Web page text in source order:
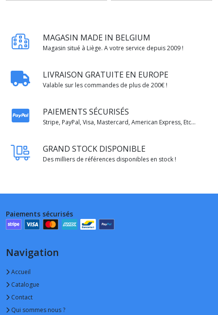
MAGASIN MADE IN BELGIUM
Magasin situé à Liège. A votre service depuis 2009 !
LIVRAISON GRATUITE EN EUROPE
Valable sur les commandes de plus de 200€ !
PAIEMENTS SÉCURISÉS
Stripe, PayPal, Visa, Mastercard, American Express, Etc...
GRAND STOCK DISPONIBLE
Des milliers de références disponibles en stock !
Paiements sécurisés
Navigation
Accueil
Catalogue
Contact
Qui sommes nous ?